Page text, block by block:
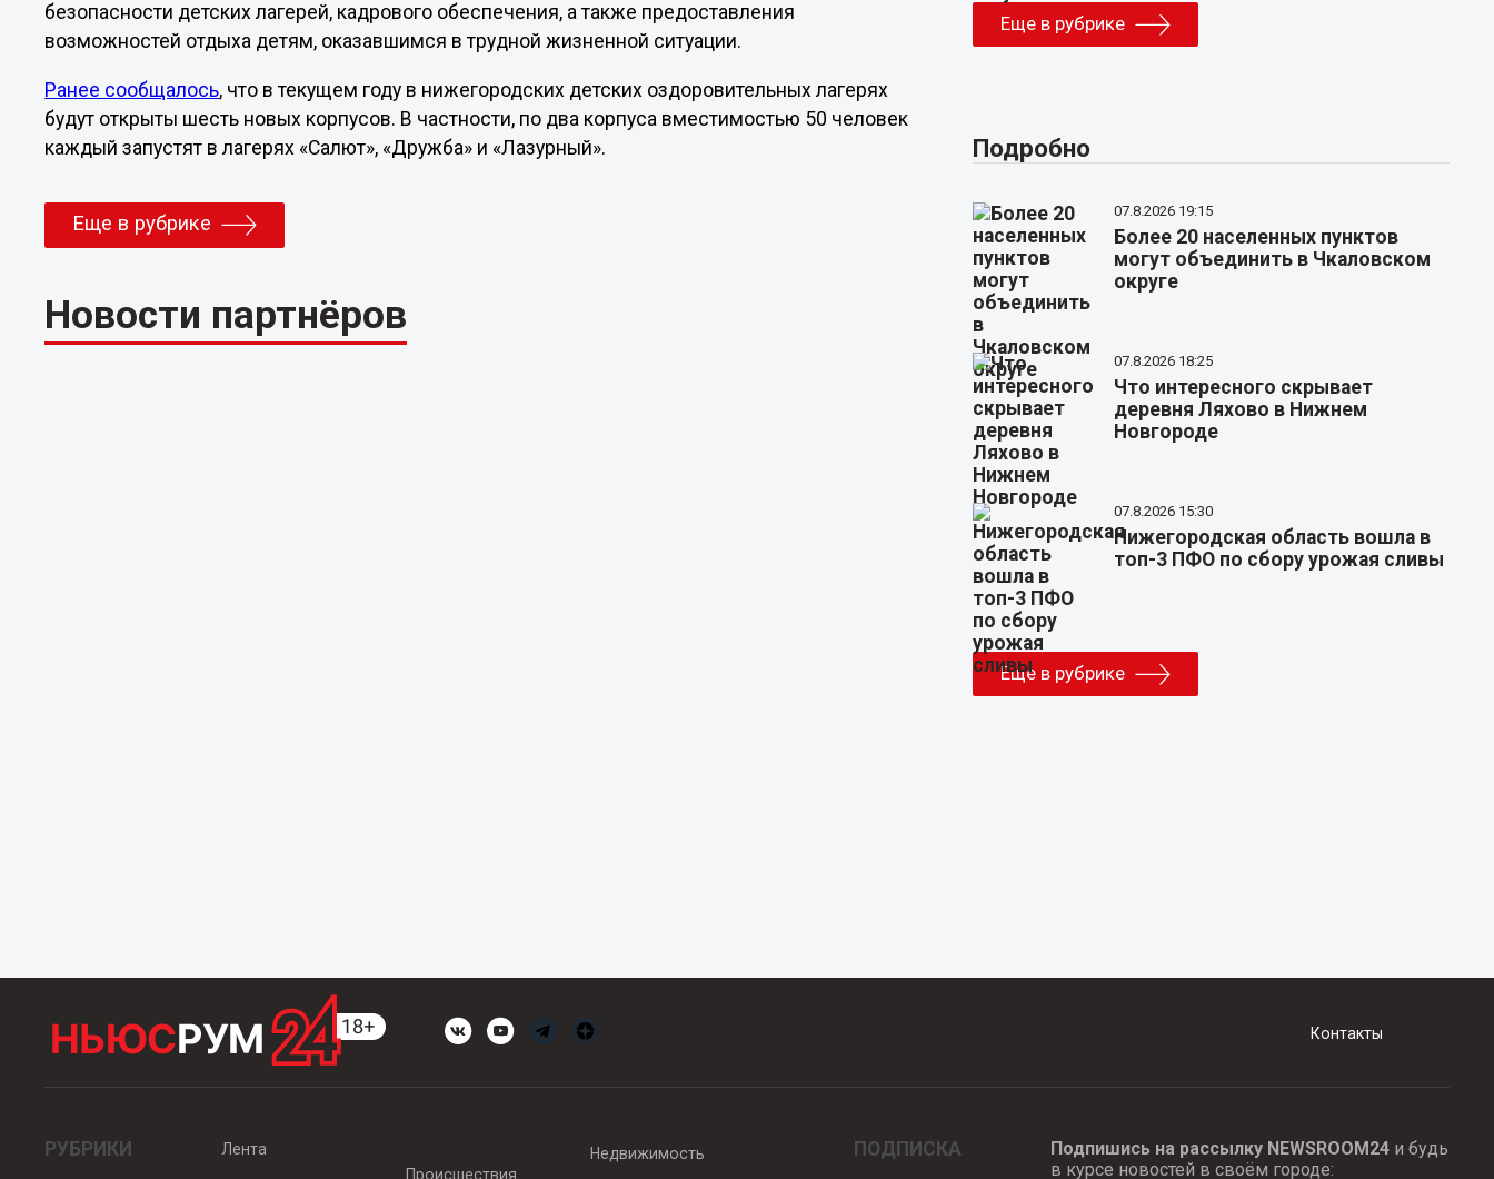
безопасности детских лагерей, кадрового обеспечения, а также предоставления
возможностей отдыха детям, оказавшимся в трудной жизненной ситуации.
Ранее сообщалось, что в текущем году в нижегородских детских оздоровительных лагерях
будут открыты шесть новых корпусов. В частности, по два корпуса вместимостью 50 человек
каждый запустят в лагерях «Салют», «Дружба» и «Лазурный».
Еще в рубрике
Новости партнёров
Еще в рубрике
Подробно
07.8.2026 19:15
Более 20 населенных пунктов
могут объединить в Чкаловском
округе
07.8.2026 18:25
Что интересного скрывает
деревня Ляхово в Нижнем
Новгороде
07.8.2026 15:30
Нижегородская область вошла в
топ-3 ПФО по сбору урожая сливы
Еще в рубрике
Контакты
РУБРИКИ
Лента
Происшествия
Недвижимость ПОДПИСКА Подпишись на рассылку NEWSROOM24и будь
в курсе новостей в своём городе: